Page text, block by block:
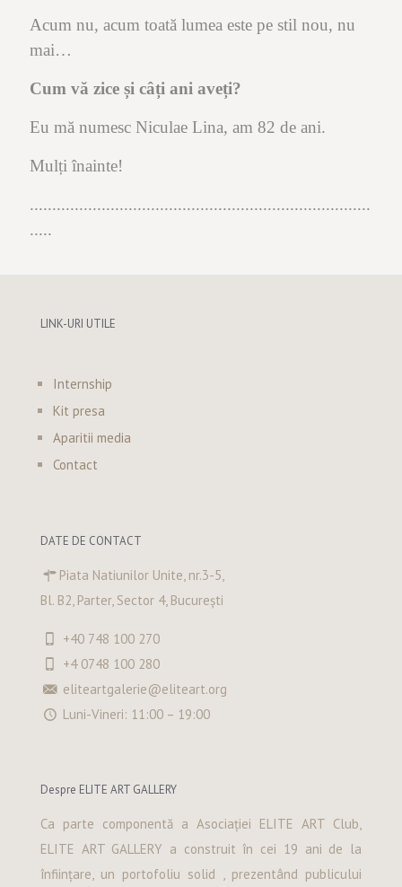
Acum nu, acum toată lumea este pe stil nou, nu
mai…
Cum vă zice și câți ani aveți?
Eu mă numesc Niculae Lina, am 82 de ani.
Mulți înainte!
............................................................................
.....
LINK-URI UTILE
Internship
Kit presa
Aparitii media
Contact
DATE DE CONTACT
Piata Natiunilor Unite, nr.3-5,
Bl. B2, Parter, Sector 4, București
+40 748 100 270
+4 0748 100 280
eliteartgalerie@eliteart.org
Luni-Vineri: 11:00 – 19:00
Despre ELITE ART GALLERY
Ca parte componentă a Asociației ELITE ART Club,
ELITE ART GALLERY a construit în cei 19 ani de la
înființare, un portofoliu solid , prezentând publicului